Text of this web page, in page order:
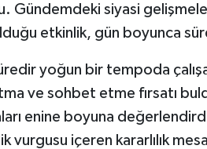
Gündemdeki siyasi
etkinlik, gün boyunca
yoğun bir tempoda
ve sohbet etme fırsatı
enine boyuna
vurgusu içeren kararlılık